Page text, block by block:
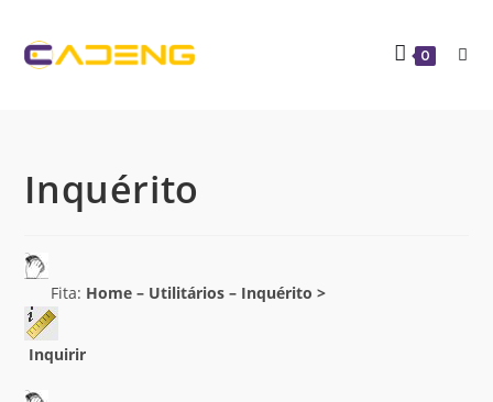
0
Inquérito
Fita: Home – Utilitários – Inquérito >
Inquirir